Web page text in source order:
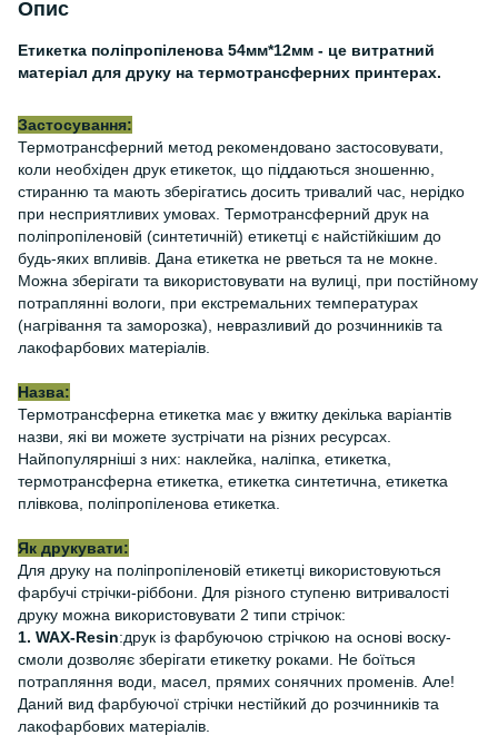
Опис
Етикетка поліпропіленова 54мм*12мм - це витратний
матеріал для друку на термотрансферних принтерах.
Застосування:
Термотрансферний метод рекомендовано застосовувати,
коли необхіден друк етикеток, що піддаються зношенню,
стиранню та мають зберігатись досить тривалий час, нерідко
при несприятливих умовах. Термотрансферний друк на
поліпропіленовій (синтетичній) етикетці є найстійкішим до
будь-яких впливів. Дана етикетка не рветься та не мокне.
Можна зберігати та використовувати на вулиці, при постійному
потраплянні вологи, при екстремальних температурах
(нагрівання та заморозка), невразливий до розчинників та
лакофарбових матеріалів.
Назва:
Термотрансферна етикетка має у вжитку декілька варіантів
назви, які ви можете зустрічати на різних ресурсах.
Найпопулярніші з них: наклейка, наліпка, етикетка,
термотрансферна етикетка, етикетка синтетична, етикетка
плівкова, поліпропіленова етикетка.
Як друкувати:
Для друку на поліпропіленовій етикетці використовуються
фарбучі стрічки-ріббони. Для різного ступеню витривалості
друку можна використовувати 2 типи стрічок:
1. WAX-Resin:друк із фарбуючою стрічкою на основі воску-
смоли дозволяє зберігати етикетку роками. Не боїться
потрапляння води, масел, прямих сонячних променів. Але!
Даний вид фарбуючої стрічки нестійкий до розчинників та
лакофарбових матеріалів.